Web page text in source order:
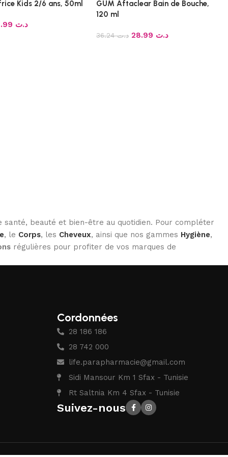
Kids 2/6 ans, 50ml
د.ت
GUM Aftaclear Bain de Bouche,
120 ml
د.ت36.24 د.ت
beauté et bien-être au quotidien. Pour compléter
, le Corps, les Cheveux, ainsi que nos gammes Hygiène,
régulières pour profiter de vos marques de
Cordonnées
28 186 186
28 742 000
life.parapharmacie@gmail.com
Sidi Mansour Km 1 Sfax - Tunisie
Rt Saltnia Km 4 Sfax - Tunisie
Suivez-nous